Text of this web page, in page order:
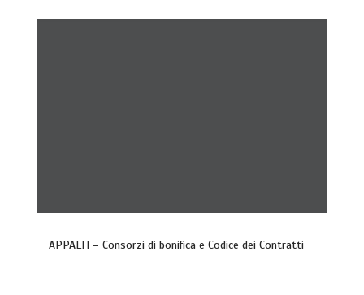
APPALTI – Consorzi di bonifica e Codice dei Contratti